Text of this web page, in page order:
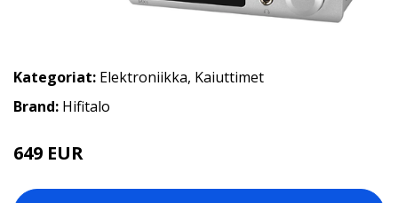
Kategoriat: Elektroniikka, Kaiuttimet
Brand: Hifitalo
649 EUR